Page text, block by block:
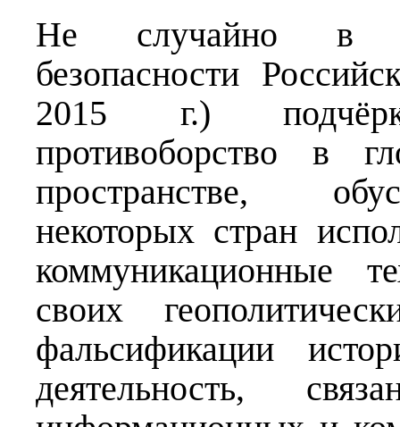
Не случайно в
безопасности
2015 г.)
противоборство в
пространстве,
некоторых стран
коммуникационные
своих
фальсификации
деятельность,